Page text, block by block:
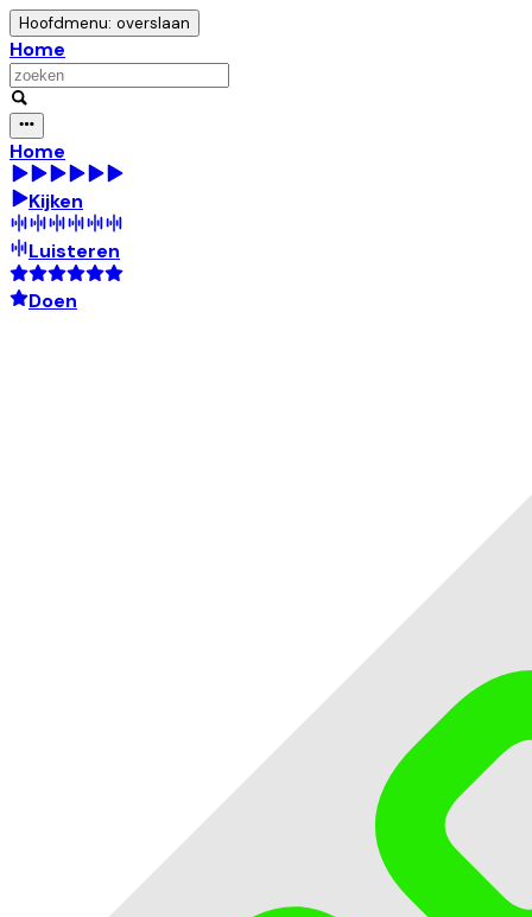
Hoofdmenu: overslaan
Home
Home
Kijken
Luisteren
Doen